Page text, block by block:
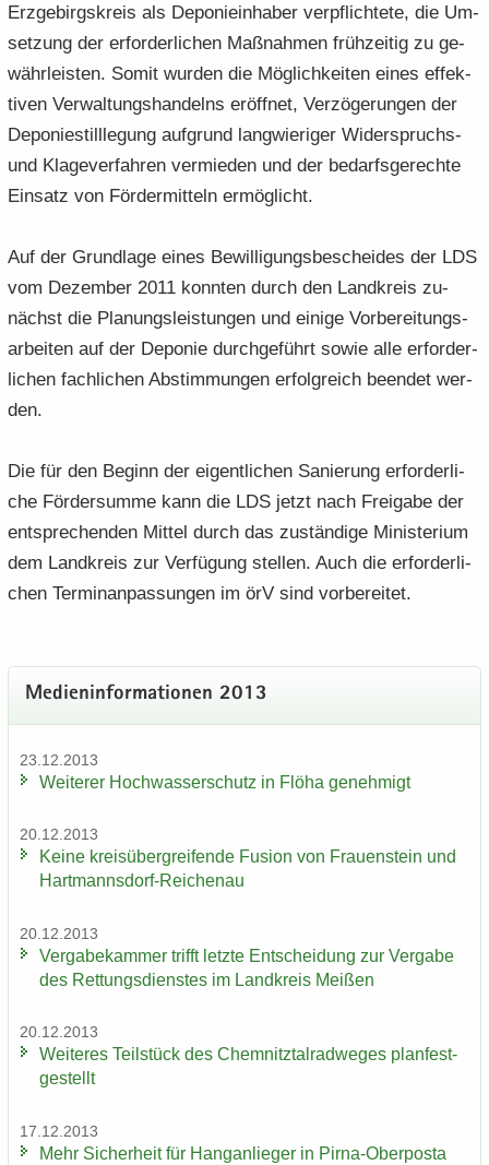
Erz­ge­birgs­kreis als De­po­nie­in­ha­ber ver­pflich­te­te, die Um­
set­zung der er­for­der­li­chen Maß­nah­men früh­zei­tig zu ge­
währ­leis­ten. Somit wur­den die Mög­lich­kei­ten eines ef­fek­
ti­ven Ver­wal­tungs­han­delns er­öff­net, Ver­zö­ge­run­gen der
De­po­nie­still­le­gung auf­grund lang­wie­ri­ger Widerspruchs-​
und Kla­ge­ver­fah­ren ver­mie­den und der be­darfs­ge­rech­te
Ein­satz von För­der­mit­teln er­mög­licht.
Auf der Grund­la­ge eines Be­wil­li­gungs­be­schei­des der LDS
vom De­zem­ber 2011 konn­ten durch den Land­kreis zu­
nächst die Pla­nungs­leis­tun­gen und ei­ni­ge Vor­be­rei­tungs­
ar­bei­ten auf der De­po­nie durch­ge­führt sowie alle er­for­der­
li­chen fach­li­chen Ab­stim­mun­gen er­folg­reich be­en­det wer­
den.
Die für den Be­ginn der ei­gent­li­chen Sa­nie­rung er­for­der­li­
che För­der­sum­me kann die LDS jetzt nach Frei­ga­be der
ent­spre­chen­den Mit­tel durch das zu­stän­di­ge Mi­nis­te­ri­um
dem Land­kreis zur Ver­fü­gung stel­len. Auch die er­for­der­li­
chen Ter­min­an­pas­sun­gen im örV sind vor­be­rei­tet.
Me­di­en­in­for­ma­tio­nen 2013
23.12.2013
Wei­te­rer Hoch­was­ser­schutz in Flöha ge­neh­migt
20.12.2013
Keine kreis­über­grei­fen­de Fu­si­on von Frau­en­stein und
Hartmannsdorf-​Reichenau
20.12.2013
Ver­ga­be­kam­mer trifft letz­te Ent­schei­dung zur Ver­ga­be
des Ret­tungs­diens­tes im Land­kreis Mei­ßen
20.12.2013
Wei­te­res Teil­stück des Chem­nitz­tal­rad­we­ges plan­fest­
ge­stellt
17.12.2013
Mehr Si­cher­heit für Hang­an­lie­ger in Pirna-​Oberposta